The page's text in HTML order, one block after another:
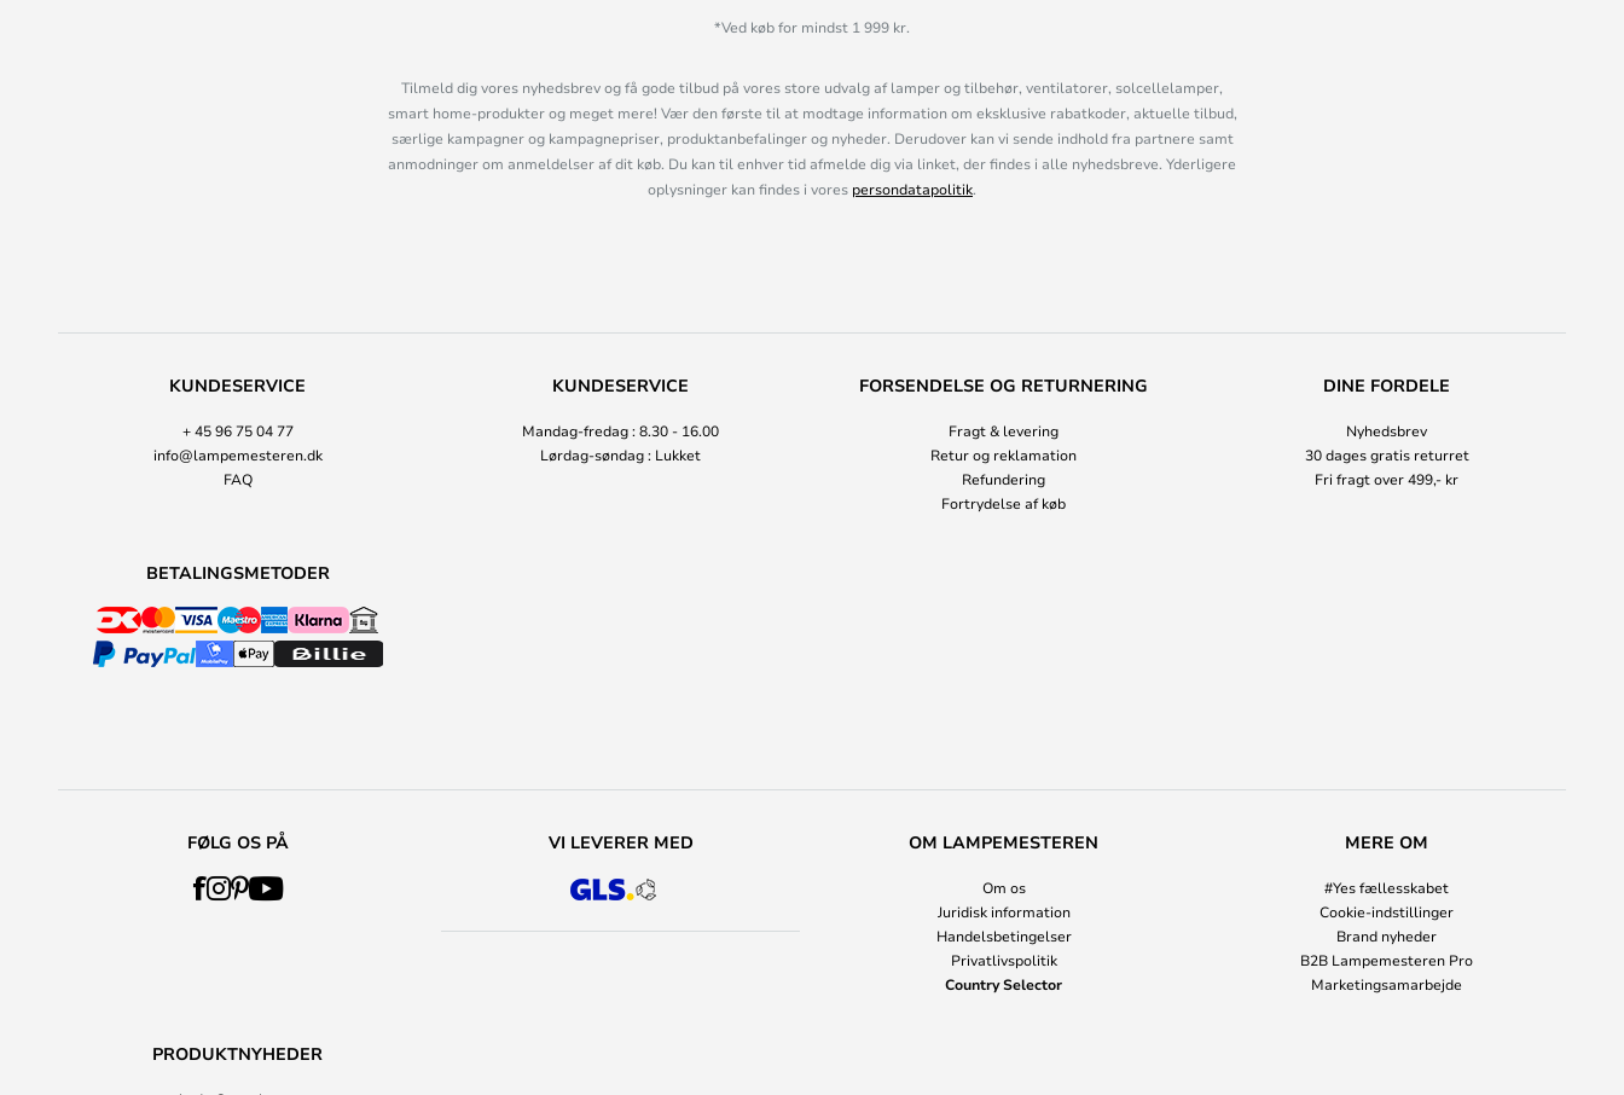
*Ved køb for mindst 1 999 kr.
Tilmeld dig vores nyhedsbrev og få gode tilbud på vores store udvalg af lamper og tilbehør, ventilatorer, solcellelamper,
smart home-produkter og meget mere! Vær den første til at modtage information om eksklusive rabatkoder, aktuelle tilbud,
særlige kampagner og kampagnepriser, produktanbefalinger og nyheder. Derudover kan vi sende indhold fra partnere samt
anmodninger om anmeldelser af dit køb. Du kan til enhver tid afmelde dig via linket, der findes i alle nyhedsbreve. Yderligere
oplysninger kan findes i vores persondatapolitik.
KUNDESERVICE
+ 45 96 75 04 77
info@lampemesteren.dk
FAQ
KUNDESERVICE
Mandag-fredag : 8.30 - 16.00
Lørdag-søndag : Lukket
FORSENDELSE OG RETURNERING
Fragt & levering
Retur og reklamation
Refundering
Fortrydelse af køb
DINE FORDELE
Nyhedsbrev
30 dages gratis returret
Fri fragt over 499,- kr
BETALINGSMETODER
FØLG OS PÅ VI LEVERER MED OM LAMPEMESTEREN
Om os
Juridisk information
Handelsbetingelser
Privatlivspolitik
Country Selector
MERE OM
#Yes fællesskabet
Cookie-indstillinger
Brand nyheder
B2B Lampemesteren Pro
Marketingsamarbejde
PRODUKTNYHEDER